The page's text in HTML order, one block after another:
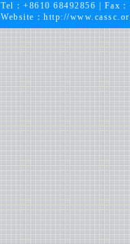
Tel：+8610 68492856 | Fax
Website： http://